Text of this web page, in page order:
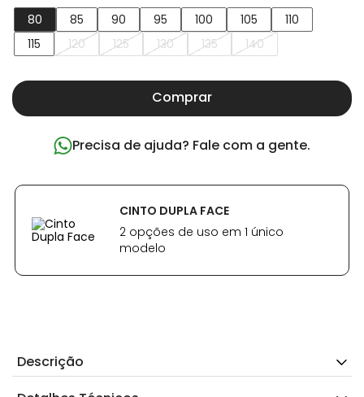
80
85 90 95 100 105
110
115
120 125 130 135 140
Comprar
Precisa de ajuda? Fale com a gente.
CINTO DUPLA FACE
2 opções de uso em 1 único
modelo
Descrição